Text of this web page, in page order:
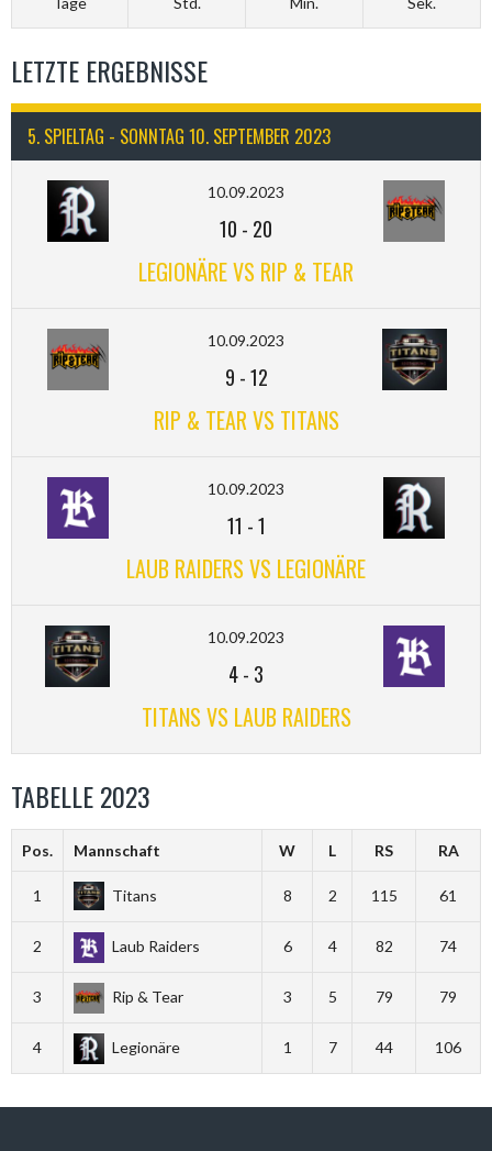
LETZTE ERGEBNISSE
5. SPIELTAG - SONNTAG 10. SEPTEMBER 2023
10.09.2023
10 - 20
LEGIONÄRE VS RIP & TEAR
10.09.2023
9 -12
RIP & TEAR VS TITANS
10.09.2023
11 -1
LAUB RAIDERS VS LEGIONÄRE
10.09.2023
4- 3
TITANS VS LAUB RAIDERS
TABELLE 2023
Pos. Mannschaft W L RS RA
1 Titans 8 2 115 61
2 Laub Raiders 6 4 82 74
3 Rip & Tear 3 5 79 79
4 Legionäre 1 7 44 106